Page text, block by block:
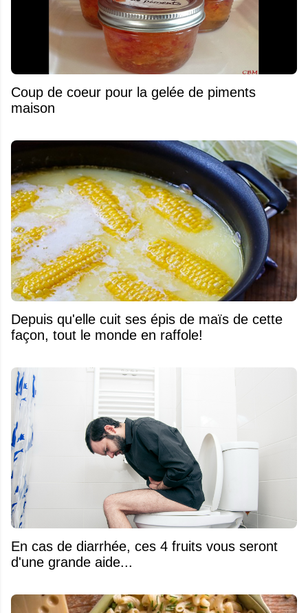
Coup de coeur pour la gelée de piments
maison
Depuis qu'elle cuit ses épis de maïs de cette
façon, tout le monde en raffole!
En cas de diarrhée, ces 4 fruits vous seront
d'une grande aide...